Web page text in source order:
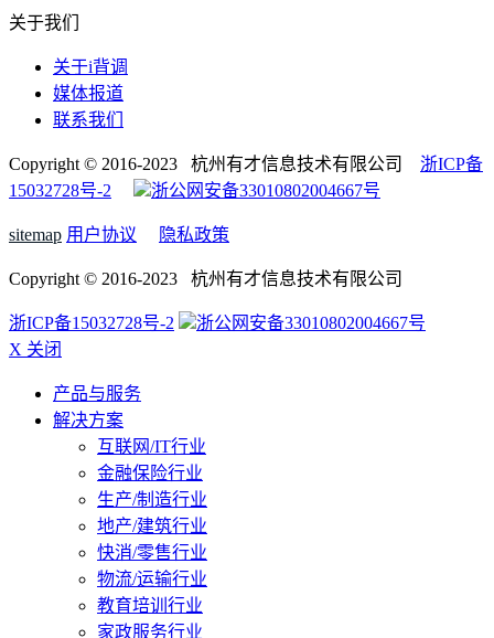
关于我们
关于i背调
媒体报道
联系我们
Copyright © 2016-2023 杭州有才信息技术有限公司 浙ICP备
15032728号-2
浙公网安备33010802004667号
sitemap 用户协议 隐私政策
Copyright © 2016-2023 杭州有才信息技术有限公司
浙ICP备15032728号-2
浙公网安备33010802004667号
X 关闭
产品与服务
解决方案
互联网/IT行业
金融保险行业
生产/制造行业
地产/建筑行业
快消/零售行业
物流/运输行业
教育培训行业
家政服务行业